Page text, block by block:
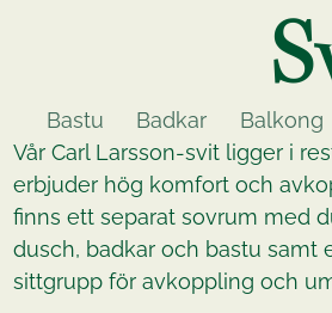
Bastu Badkar Balkong
Vår Carl Larsson-svit ligger i
erbjuder hög komfort och
finns ett separat sovrum med
dusch, badkar och bastu samt
sittgrupp för avkoppling och